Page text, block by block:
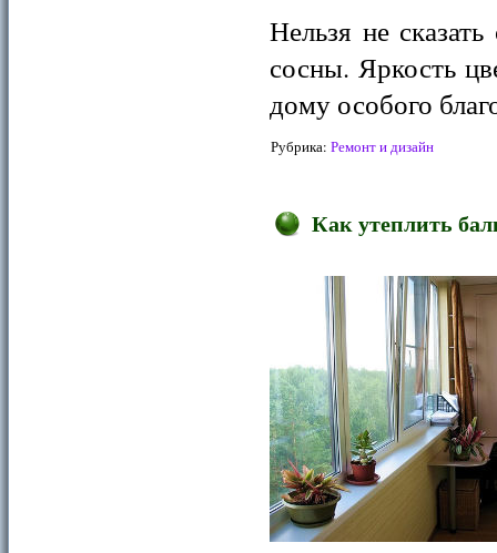
Нельзя не
сосны. Яркость
дому особого
Рубрика: Ремонт и дизайн
Как утеплить